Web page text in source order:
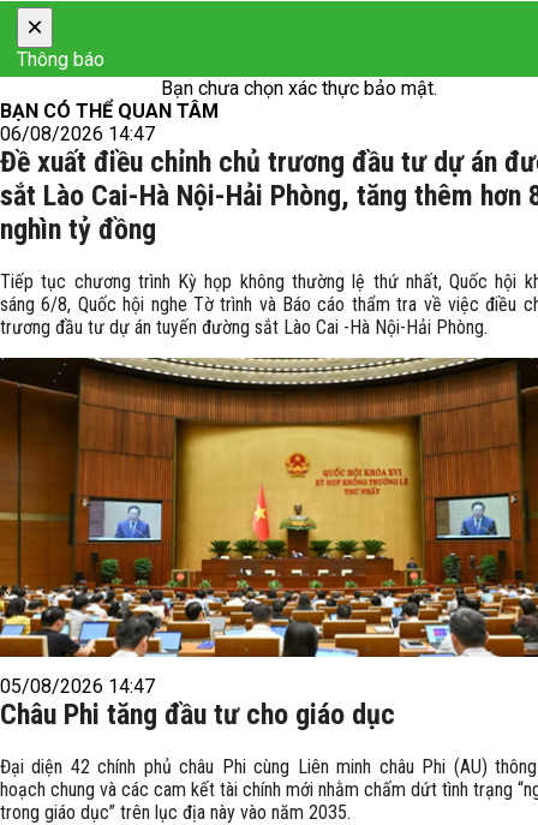
×
Thông báo
Bạn chưa chọn xác thực bảo mật.
BẠN CÓ THỂ QUAN TÂM
06/08/2026 14:47
Đề xuất điều chỉnh chủ trương đầu tư dự án
sắt Lào Cai-Hà Nội-Hải Phòng, tăng thêm hơn
nghìn tỷ đồng
Tiếp tục chương trình Kỳ họp không thường lệ thứ nhất, Quốc hội
sáng 6/8, Quốc hội nghe Tờ trình và Báo cáo thẩm tra về việc điều
trương đầu tư dự án tuyến đường sắt Lào Cai -Hà Nội-Hải Phòng.
05/08/2026 14:47
Châu Phi tăng đầu tư cho giáo dục
Đại diện 42 chính phủ châu Phi cùng Liên minh châu Phi (AU)
hoạch chung và các cam kết tài chính mới nhằm chấm dứt tình trạng
trong giáo dục” trên lục địa này vào năm 2035.